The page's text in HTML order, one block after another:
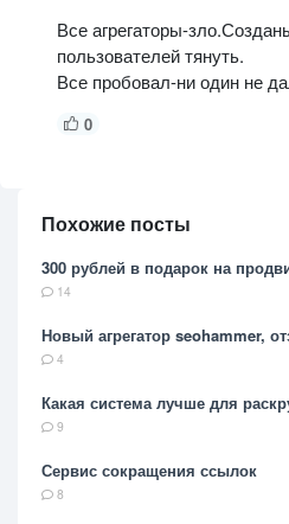
Все агрегаторы-
пользователей тянуть.
Все пробовал-ни один не
0
Похожие посты
300 рублей в подарок на
14
Новый агрегатор seohammer,
4
Какая система лучше для
9
Сервис сокращения ссылок
8